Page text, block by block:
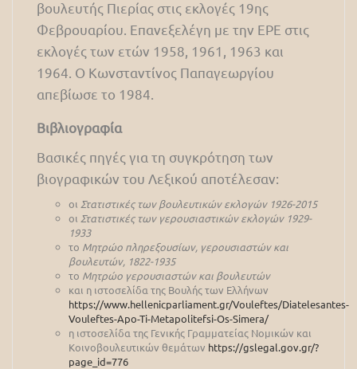
βουλευτής Πιερίας στις εκλογές 19ης
Φεβρουαρίου. Επανεξελέγη με την ΕΡΕ στις
εκλογές των ετών 1958, 1961, 1963 και
1964. O Κωνσταντίνος Παπαγεωργίου
απεβίωσε το 1984.
Βιβλιογραφία
Βασικές πηγές για τη συγκρότηση των
βιογραφικών του Λεξικού αποτέλεσαν:
οι Στατιστικές των βουλευτικών εκλογών 1926-2015
οι Στατιστικές των γερουσιαστικών εκλογών 1929-
1933
το Μητρώο πληρεξουσίων, γερουσιαστών και
βουλευτών, 1822-1935
το Μητρώο γερουσιαστών και βουλευτών
και η ιστοσελίδα της Βουλής των Ελλήνων
https://www.hellenicparliament.gr/Vouleftes/Diatelesantes-
Vouleftes-Apo-Ti-Metapolitefsi-Os-Simera/
η ιστοσελίδα της Γενικής Γραμματείας Νομικών και
Κοινοβουλευτικών θεμάτων https://gslegal.gov.gr/?
page_id=776